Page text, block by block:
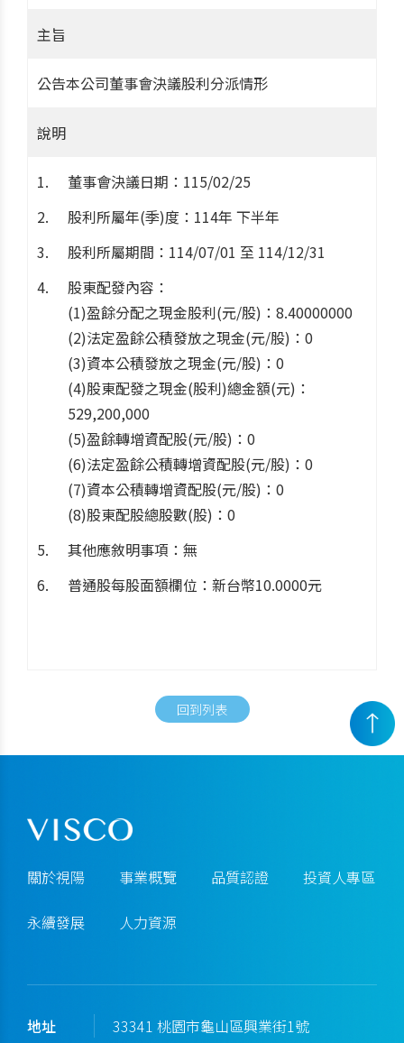
主旨
公告本公司董事會決議股利分派情形
說明
董事會決議日期：115/02/25
股利所屬年(季)度：114年 下半年
股利所屬期間：114/07/01 至 114/12/31
股東配發內容：
(1)盈餘分配之現金股利(元/股)：8.40000000
(2)法定盈餘公積發放之現金(元/股)：0
(3)資本公積發放之現金(元/股)：0
(4)股東配發之現金(股利)總金額(元)：
529,200,000
(5)盈餘轉增資配股(元/股)：0
(6)法定盈餘公積轉增資配股(元/股)：0
(7)資本公積轉增資配股(元/股)：0
(8)股東配股總股數(股)：0
其他應敘明事項：無
普通股每股面額欄位：新台幣10.0000元
回到列表
關於視陽 事業概覽 品質認證 投資人專區
永續發展 人力資源
地址 33341 桃園市龜山區興業街1號